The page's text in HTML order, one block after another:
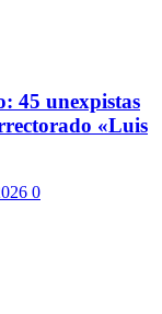
45 unexpistas
«Luis
0